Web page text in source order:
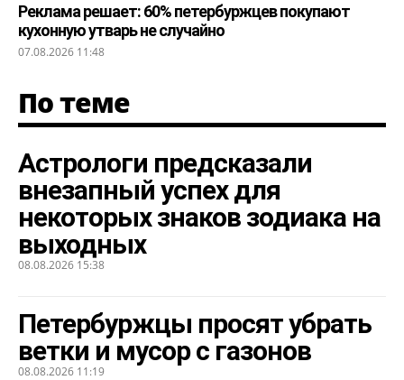
Реклама решает: 60% петербуржцев покупают
кухонную утварь не случайно
07.08.2026 11:48
По теме
Астрологи предсказали
внезапный успех для
некоторых знаков зодиака на
выходных
08.08.2026 15:38
Петербуржцы просят убрать
ветки и мусор с газонов
08.08.2026 11:19